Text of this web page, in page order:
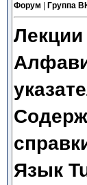
Форум Группа
Лекции
Язык